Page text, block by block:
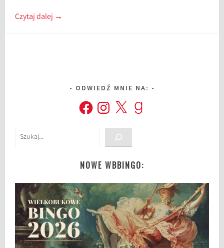
Czytaj dalej →
ODWIEDŹ MNIE NA:
FacebookInstagram
X Goodreads
Szukaj
NOWE WBBINGO: